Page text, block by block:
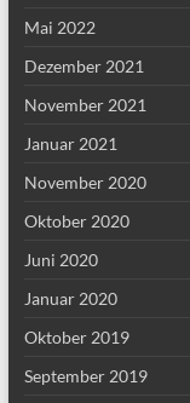
Mai 2022
Dezember 2021
November 2021
Januar 2021
November 2020
Oktober 2020
Juni 2020
Januar 2020
Oktober 2019
September 2019